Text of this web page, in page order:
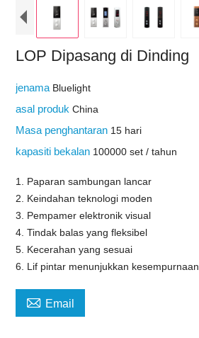
LOP Dipasang di Dinding
jenama Bluelight
asal produkChina
Masa penghantaran 15 hari
kapasiti bekalan 100000 set / tahun
1. Paparan sambungan lancar
2. Keindahan teknologi moden
3. Pempamer elektronik visual
4. Tindak balas yang fleksibel
5. Kecerahan yang sesuai
6. Lif pintar menunjukkan kesempurnaan
 Email